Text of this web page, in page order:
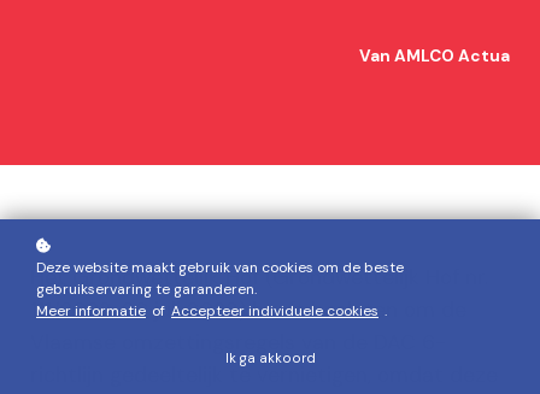
Van AMLCO Actua
Het Grondwettelijk Hof (Grondwettelijk Hof nr.
111/2023, 20 juli 2023) heeft besloten om de
richtlijn gedeeltelijk te vernietigen, omdat deze
Deze website maakt gebruik van cookies om de beste
gebruikservaring te garanderen.
Meer informatie of Accepteer individuele cookies .
Ik ga akkoord